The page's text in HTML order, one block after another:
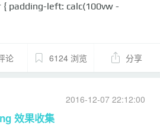
padding-left: calc(100vw -
论 6124 浏览 分享
2016-12-07 22:12:00
效果收集